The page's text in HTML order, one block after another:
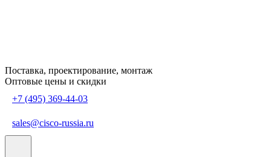
Поставка, проектирование, монтаж
Оптовые цены и скидки
+7 (495) 369-44-03
sales@cisco-russia.ru